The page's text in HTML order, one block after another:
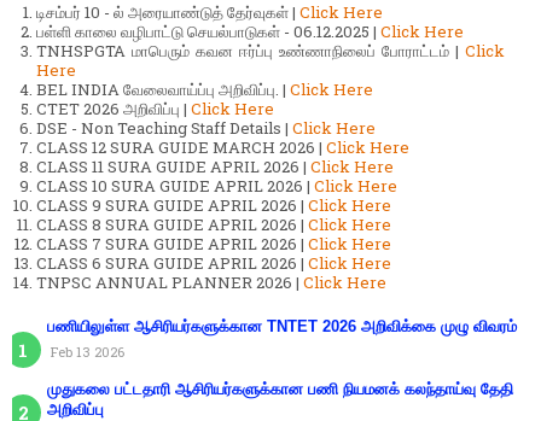
டிசம்பர் 10 - ல் அரையாண்டுத் தேர்வுகள் | Click Here
பள்ளி காலை வழிபாட்டு செயல்பாடுகள் - 06.12.2025 | Click Here
TNHSPGTA மாபெரும் கவன ஈர்ப்பு உண்ணாநிலைப் போராட்டம் | Click
Here
BEL INDIA வேலைவாய்ப்பு அறிவிப்பு. | Click Here
CTET 2026 அறிவிப்பு | Click Here
DSE - Non Teaching Staff Details | Click Here
CLASS 12 SURA GUIDE MARCH 2026 | Click Here
CLASS 11 SURA GUIDE APRIL 2026 | Click Here
CLASS 10 SURA GUIDE APRIL 2026 | Click Here
CLASS 9 SURA GUIDE APRIL 2026 | Click Here
CLASS 8 SURA GUIDE APRIL 2026 | Click Here
CLASS 7 SURA GUIDE APRIL 2026 | Click Here
CLASS 6 SURA GUIDE APRIL 2026 | Click Here
TNPSC ANNUAL PLANNER 2026 | Click Here
பணியிலுள்ள ஆசிரியர்களுக்கான TNTET 2026 அறிவிக்கை முழு விவரம்
Feb 13 2026
முதுகலை பட்டதாரி ஆசிரியர்களுக்கான பணி நியமனக் கலந்தாய்வு தேதி
அறிவிப்பு